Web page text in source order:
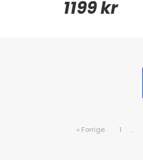
1199 kr
« Forrige 1 ..